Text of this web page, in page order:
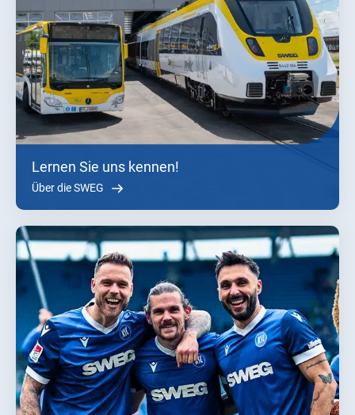
Lernen Sie uns kennen!
Über die SWEG